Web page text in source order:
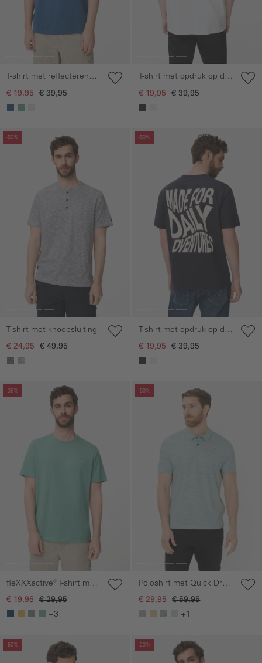
T-shirt met reflecterende
details
€ 19,95 € 39,95
T-shirt met opdruk op de
rug
€ 19,95 € 39,95
-50%
overslaan
T-shirt met knoopsluiting
€ 24,95 € 49,95
-50%
Galerie overslaan
T-shirt met opdruk op de
rug
€ 19,95 € 39,95
-35%
overslaan
fleXXXactive® T-shirt met
ronde hals
€ 19,95
€ 29,95
+3
-50%
Galerie overslaan
Poloshirt met Quick Dry
functie
€ 29,95
€ 59,95
+1
-50%
overslaan
-20%
Galerie overslaan